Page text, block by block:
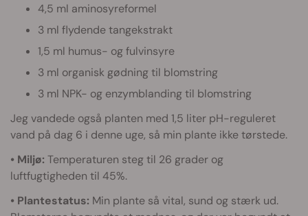
4,5 ml aminosyreformel
3 ml flydende tangekstrakt
1,5 ml humus- og fulvinsyre
3 ml organisk gødning til blomstring
3 ml NPK- og enzymblanding til blomstring
Jeg vandede også planten med 1,5 liter pH-reguleret
vand på dag 6 i denne uge, så min plante ikke tørstede.
• Miljø: Temperaturen steg til 26 grader og
luftfugtigheden til 45%.
• Plantestatus: Min plante så vital, sund og stærk ud.